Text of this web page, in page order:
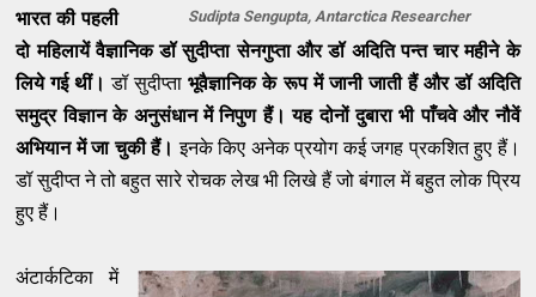
Sudipta Sengupta, Antarctica Researcher
भारत की पहली
दो महिलायें वैज्ञानिक डॉ सुदीप्ता सेनगुप्ता और डॉ अदिति पन्त चार महीने के
लिये गई थीं।डॉ सुदीप्ताभूवैज्ञानिक के रूप में जानी जाती हैं और डॉ अदिति
समुद्र विज्ञान के अनुसंधान में निपुण हैं। यह दोनों दुबारा भी पाँचवे और नौवें
अभियान में जा चुकी हैं।इनके किए अनेक प्रयोग कई जगह प्रकशित हुए हैं।
डॉ सुदीप्त ने तो बहुत सारे रोचक लेख भी लिखे हैं जो बंगाल में बहुत लोक प्रिय
हुए हैं।
अंटार्कटिका में